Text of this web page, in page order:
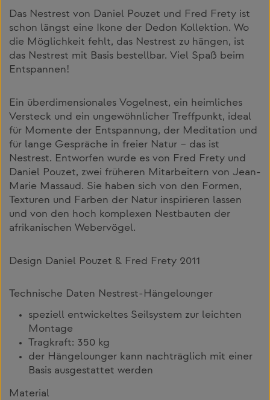
Das Nestrest von Daniel Pouzet und Fred Frety ist
schon längst eine Ikone der Dedon Kollektion. Wo
die Möglichkeit fehlt, das Nestrest zu hängen, ist
das Nestrest mit Basis bestellbar. Viel Spaß beim
Entspannen!
Ein überdimensionales Vogelnest, ein heimliches
Versteck und ein ungewöhnlicher Treffpunkt, ideal
für Momente der Entspannung, der Meditation und
für lange Gespräche in freier Natur – das ist
Nestrest. Entworfen wurde es von Fred Frety und
Daniel Pouzet, zwei früheren Mitarbeitern von Jean-
Marie Massaud. Sie haben sich von den Formen,
Texturen und Farben der Natur inspirieren lassen
und von den hoch komplexen Nestbauten der
afrikanischen Webervögel.
Design Daniel Pouzet & Fred Frety 2011
Technische Daten Nestrest-Hängelounger
speziell entwickeltes Seilsystem zur leichten
Montage
Tragkraft: 350 kg
der Hängelounger kann nachträglich mit einer
Basis ausgestattet werden
Material